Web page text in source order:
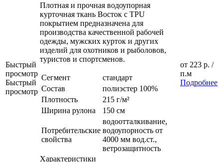
Быстрый
просмотр
Быстрый
просмотр
Плотная и прочная водоупорная
курточная ткань Восток с TPU
покрытием предназначена для
производства качественной рабочей
одежды, мужских курток и других
изделий для охотников и рыболовов,
туристов и спортсменов.
Сегмент
стандарт
Состав
полиэстер 100%
Плотность
215 г/м²
Ширина рулона
150 см
Потребительские
свойства
водоотталкивание,
водоупорность от
4000 мм вод.ст.,
ветрозащитность
Характеристики
от 223 р. /
п.м
Подробнее